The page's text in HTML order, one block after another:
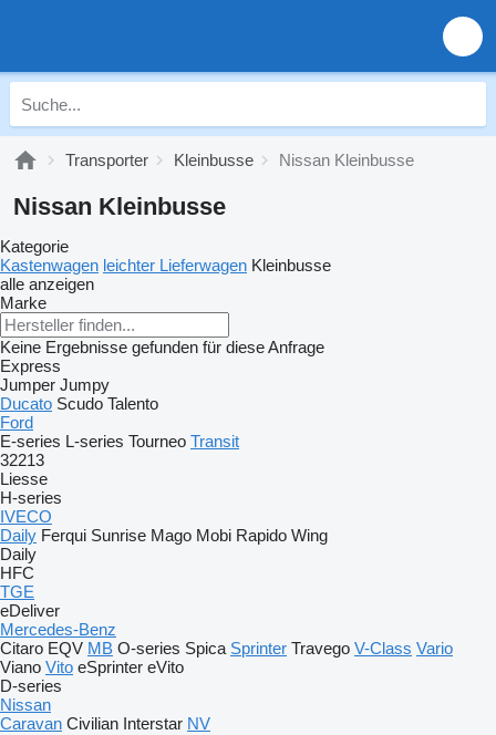
Transporter Kleinbusse Nissan Kleinbusse
Nissan Kleinbusse
Kategorie
Kastenwagen leichter Lieferwagen Kleinbusse
alle anzeigen
Marke
Keine Ergebnisse gefunden für diese Anfrage
Express
Jumper Jumpy
Ducato Scudo Talento
Ford
E-series L-series Tourneo Transit
32213
Liesse
H-series
IVECO
Daily Ferqui Sunrise Mago Mobi Rapido Wing
Daily
HFC
TGE
eDeliver
Mercedes-Benz
Citaro EQV MB O-series Spica Sprinter Travego V-Class Vario
Viano Vito eSprinter eVito
D-series
Nissan
Caravan Civilian Interstar NV